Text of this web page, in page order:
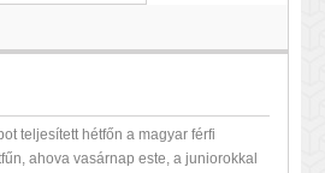
teljesített hétfőn a magyar férfi
ahova vasárnap este, a juniorokkal